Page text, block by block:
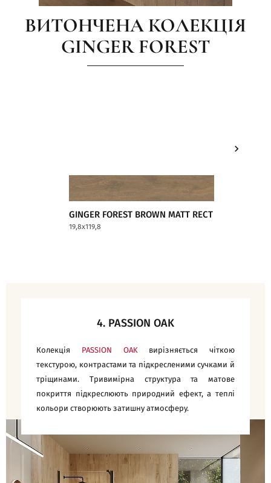
ВИТОНЧЕНА КОЛЕКЦІЯ
GINGER FOREST
GINGER FOREST BROWN MATT RECT
19,8x119,8
4. PASSION OAK
Колекція PASSION OAKвирізняється чіткою
текстурою, контрастами та підкресленими сучками й
тріщинами. Тривимірна структура та матове
покриття підкреслюють природний ефект, а теплі
кольори створюють затишну атмосферу.